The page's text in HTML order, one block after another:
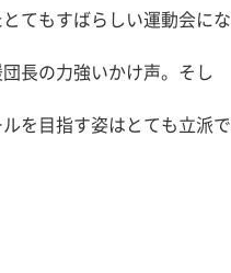
てもすばらしい運動会にな
長の力強いかけ声。そし
を目指す姿はとても立派で